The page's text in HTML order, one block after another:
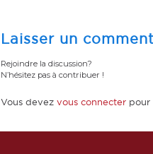
Laisser un
Rejoindre la discussion?
N’hésitez pas à contribuer !
Vous devez vous connecter pour